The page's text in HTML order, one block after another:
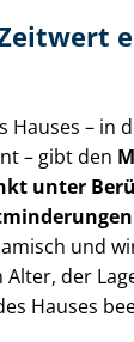
Hauses – in
– gibt den
unter
und
Alter, der
Hauses